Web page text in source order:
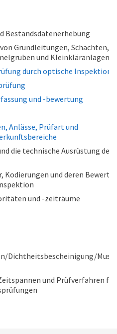
Bestandsdatenerhebung
Grundleitungen, Schächten,
und Kleinkläranlagen
durch optische Inspektion
und -bewertung
Anlässe, Prüfart und
die technische Ausrüstung des
Kodierungen und deren
und -zeiträume
Dichtheitsbescheinigung/
und Prüfverfahren für